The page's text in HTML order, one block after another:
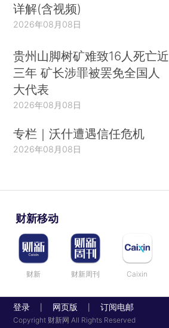
详解(含视频)
2026年08月08日
贵州山脚树矿难致16人死亡近
三年 矿长涉罪被罢免全国人
大代表
2026年08月08日
专栏｜沃什遭遇信任危机
2026年08月08日
财新移动
财新 财新周刊 Caixin
登录 网页版 订阅电邮
Copyright 财新网 All Rights Reserved